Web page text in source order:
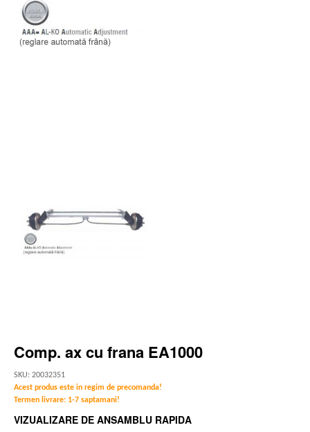
Comp. ax cu frana EA1000
SKU: 20032351
Acest produs este in regim de precomanda!
Termen livrare: 1-7 saptamani!
VIZUALIZARE DE ANSAMBLU RAPIDA